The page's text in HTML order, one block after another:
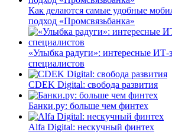
Как делаются самые удобные
подход «Промсвязьбанка»
«Улыбка радуги»: интересные ИТ-
специалистов
CDEK Digital: свобода развития
Банки.ру: больше чем финтех
Alfa Digital: нескучный финтех